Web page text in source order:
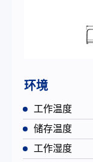
环境
工作温度
储存温度
工作湿度